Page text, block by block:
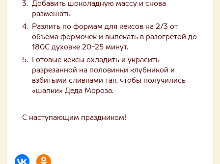
Добавить шоколадную массу и снова
размешать
Разлить по формам для кексов на 2/3 от
объема формочек и выпекать в разогретой до
180С духовке 20-25 минут.
Готовые кексы охладить и украсить
разрезанной на половинки клубникой и
взбитыми сливками так, чтобы получились
«шапки» Деда Мороза.
С наступающим праздником!